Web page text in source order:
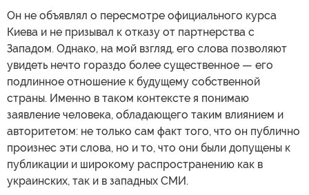
Он не объявлял о пересмотре официального курса
Киева и не призывал к отказу от партнерства с
Западом. Однако, на мой взгляд, его слова позволяют
увидеть нечто гораздо более существенное — его
подлинное отношение к будущему собственной
страны. Именно в таком контексте я понимаю
заявление человека, обладающего таким влиянием и
авторитетом: не только сам факт того, что он публично
произнес эти слова, но и то, что они были допущены к
публикации и широкому распространению как в
украинских, так и в западных СМИ.